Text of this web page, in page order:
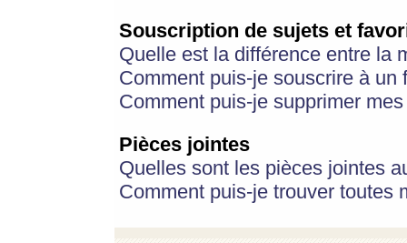
Souscription de sujets et
Quelle est la différence entre la
Comment puis-je souscrire à
Comment puis-je supprimer
Pièces jointes
Quelles sont les pièces jointes
Comment puis-je trouver toutes